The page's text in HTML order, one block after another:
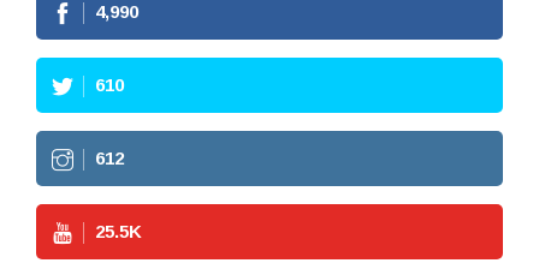
4,990
610
612
25.5K